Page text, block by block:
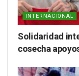
INTERNACIONAL
Solidaridad
cosecha